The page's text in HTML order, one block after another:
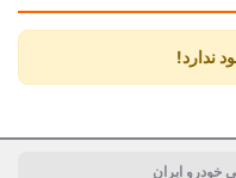
ندارد!
خودرو ایران